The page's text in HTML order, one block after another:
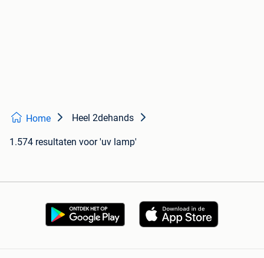
Home Heel 2dehands
1.574 resultaten voor 'uv lamp'